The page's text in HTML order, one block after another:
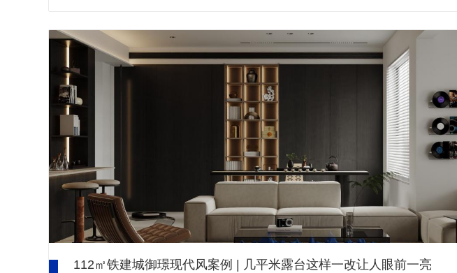
112㎡铁建城御璟现代风案例 | 几平米露台这样一改让人眼前一亮